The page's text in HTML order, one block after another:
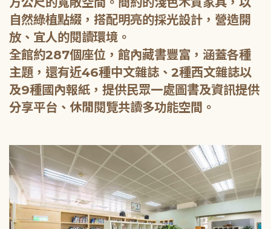
自然綠植點綴，搭配明亮的採光設計，營造開
放、宜人的閱讀環境。
全館約287個座位，館內藏書豐富，涵蓋各種
主題，還有近46種中文雜誌、2種西文雜誌以
及9種國內報紙，提供民眾一處圖書及資訊提供